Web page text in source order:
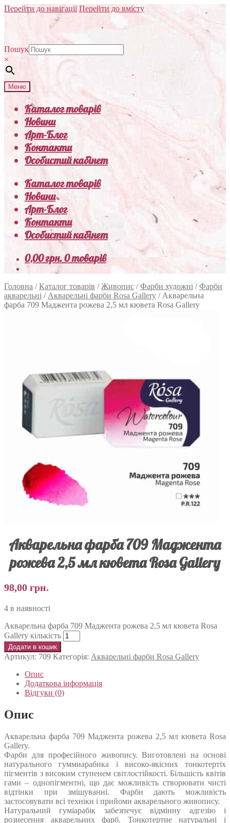
Перейти до навігації Перейти до вмісту
Пошук
×
Меню
Каталог товарів
Новини
Арт-Блог
Контакти
Особистий кабінет
Каталог товарів
Новини
Арт-Блог
Контакти
Особистий кабінет
0,00грн.0 товарів
Головна /Каталог товарів /Живопис /Фарби художні /Фарби
акварельні / Акварельні фарби Rosa Gallery / Акварельна
фарба 709 Маджента рожева 2,5 мл кювета Rosa Gallery
Акварельна фарба 709 Маджента
рожева 2,5 мл кювета Rosa Gallery
98,00 грн.
4 в наявності
Акварельна фарба 709 Маджента рожева 2,5 мл кювета Rosa
Gallery кількість
Додати в кошик
Артикул: 709 Категорія: Акварельні фарби Rosa Gallery
Опис
Додаткова інформація
Відгуки (0)
Опис
Акварельна фарба 709 Маджента рожева 2,5 мл кювета Rosa
Gallery.
Фарби для професійного живопису. Виготовлені на основі
натурального гуммиарабика і високо-якісних тонкотертіх
пігментів з високим ступенем світлостійкості. Більшість квітів
гами – однопігментні, що дає можливість створювати чисті
відтінки при змішуванні. Фарби дають можливість
застосовувати всі техніки і прийоми акварельного живопису.
Натуральний гуміарабік забезпечує відмінну адгезію і
рознесення акварельних фарб. Тонкотертие натуральні і